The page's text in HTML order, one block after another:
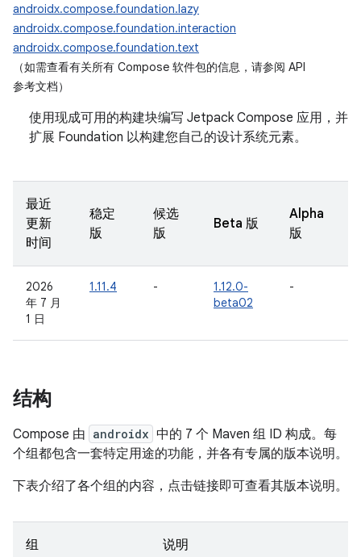
androidx.compose.foundation.lazy
androidx.compose.foundation.interaction
androidx.compose.foundation.text
（如需查看有关所有 Compose 软件包的信息，请参阅 API
参考文档）
使用现成可用的构建块编写 Jetpack Compose 应用，并
扩展 Foundation 以构建您自己的设计系统元素。
最近
更新
时间
稳定
版
候选
版
Beta 版
Alpha
版
2026
年 7 月
1 日
1.11.4 -
1.12.0-
beta02
-
结构
Compose 由 androidx 中的 7 个 Maven 组 ID 构成。每
个组都包含一套特定用途的功能，并各有专属的版本说明。
下表介绍了各个组的内容，点击链接即可查看其版本说明。
组 说明